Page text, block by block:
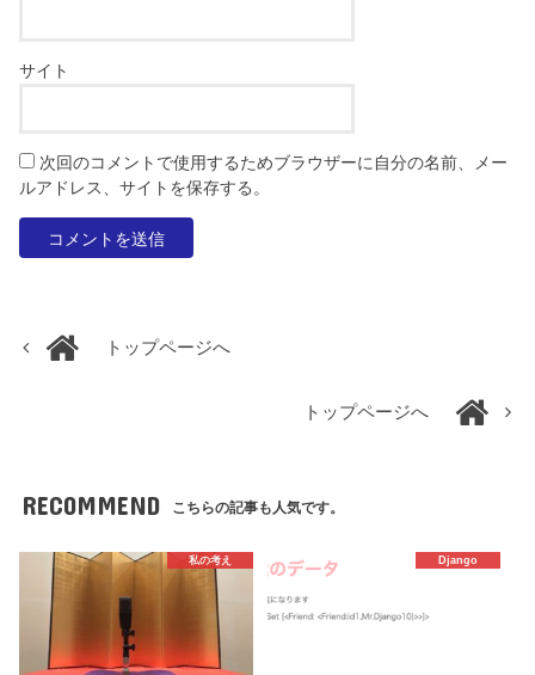
サイト
次回のコメントで使用するためブラウザーに自分の名前、メー
ルアドレス、サイトを保存する。
トップページへ
トップページへ
RECOMMEND こちらの記事も人気です。
私の考え Django